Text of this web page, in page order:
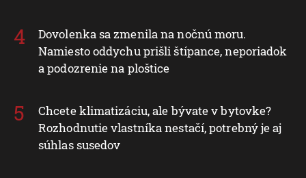
Dovolenka sa zmenila na nočnú moru.
Namiesto oddychu prišli štípance, neporiadok
a podozrenie na ploštice
Chcete klimatizáciu, ale bývate v bytovke?
Rozhodnutie vlastníka nestačí, potrebný je aj
súhlas susedov